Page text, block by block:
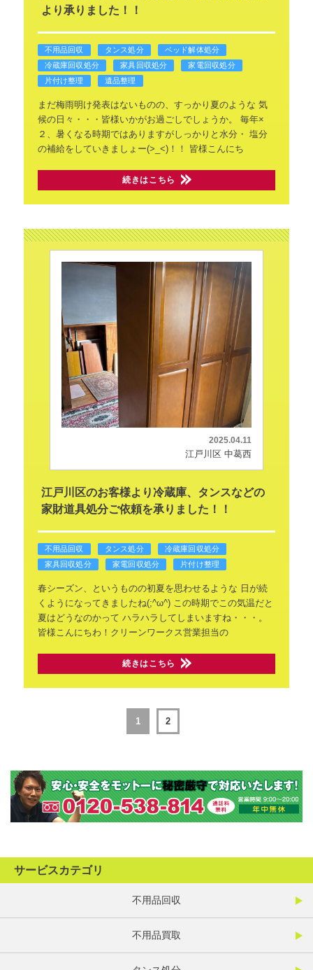
より承りました！！
不用品回収 タンス処分
ベッド解体処分
冷蔵庫回収処分
家具回収処分
家電回収処分
片付け整理
遺品整理
まだ梅雨明け発表はないものの、すっかり夏のような 気
候の日々・・・皆様いかがお過ごしでしょうか。
毎年×
２、暑くなる時期ではありますがしっかりと水分・ 塩分
の補給をしていきましょー(>_<)！！
皆様こんにち
続きはこちら
2025.04.11
江戸川区 中葛西
江戸川区のお客様より冷蔵庫、タンスなどの
家財道具処分ご依頼を承りました！！
不用品回収 タンス処分
冷蔵庫回収処分
家具回収処分
家電回収処分 片付け整理
春シーズン、というものの初夏を思わせるような 日が続
くようになってきましたね(;^ω^)この時期でこの気温だと
夏はどうなのかって ハラハラしてしまいますね・・・。
皆様こんにちわ！クリーンワークス営業担当の
続きはこちら
1 2
サービスカテゴリ
不用品回収
不用品買取